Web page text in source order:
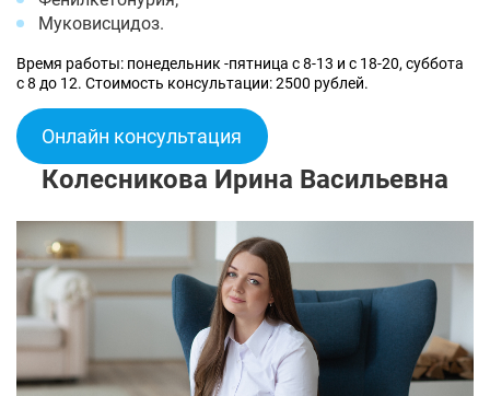
Муковисцидоз.
Время работы: понедельник -пятница с 8-13 и с 18-20, суббота
с 8 до 12. Стоимость консультации: 2500 рублей.
Онлайн консультация
Колесникова Ирина Васильевна